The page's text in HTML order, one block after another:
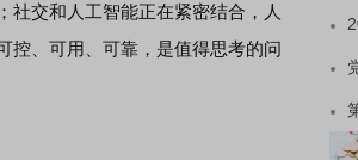
社交和人工智能正在紧密结合，人
控、可用、可靠，是值得思考的问